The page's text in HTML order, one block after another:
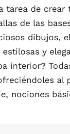
tarea de
de las
dibujos,
y
interior?
nociones